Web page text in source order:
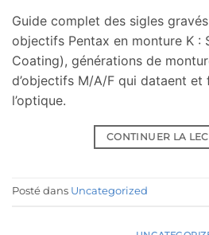
Guide complet des sigles
objectifs Pentax en monture K :
Coating), générations de
d’objectifs M/A/F qui dataent et
l’optique.
CONTINUER LA
Posté dans Uncategorized